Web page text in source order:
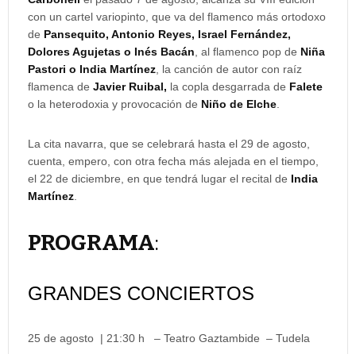
con un cartel variopinto, que va del flamenco más ortodoxo
de Pansequito, Antonio Reyes, Israel Fernández,
Dolores Agujetas o Inés Bacán , al flamenco pop de Niña
Pastori o India Martínez , la canción de autor con raíz
flamenca de Javier Ruibal, la copla desgarrada de Falete
o la heterodoxia y provocación de Niño de Elche
La cita navarra, que se celebrará hasta el 29 de agosto,
cuenta, empero, con otra fecha más alejada en el tiempo,
el 22 de diciembre, en que tendrá lugar el recital de India
Martínez
PROGRAMA:
GRANDES CONCIERTOS
25 de agosto | 21:30 h – Teatro Gaztambide – Tudela